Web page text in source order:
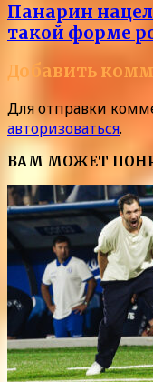
Панарин
такой форме
Добавить
Для отправки
авторизоваться.
ВАМ МОЖЕТ